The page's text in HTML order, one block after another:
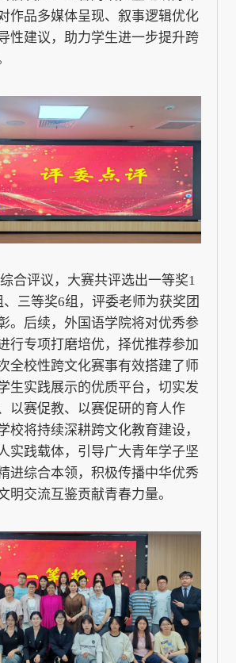
作品多媒体呈现、叙事逻辑优化
性建议，助力学生进一步提升跨
合评议，大赛共评选出一等奖1
三等奖6组，评委老师为获奖团
。后续，外国语学院将对优秀参
行专项打磨培优，择优推荐参加
全校性跨文化赛事有效搭建了师
生实践展示的优质平台，切实发
以赛促教、以赛促研的育人作
校将持续深耕跨文化教育建设，
实践载体，引导广大青年学子坚
进综合本领，积极传播中华优秀
明交流互鉴贡献青春力量。